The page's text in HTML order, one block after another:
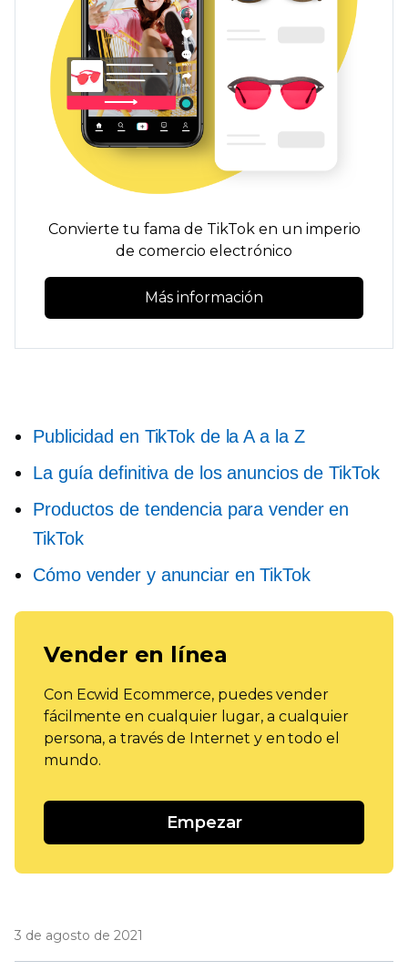
Convierte tu fama de TikTok en un imperio
de comercio electrónico
Más información
Publicidad en TikTok de la A a la Z
La guía definitiva de los anuncios de TikTok
Productos de tendencia para vender en
TikTok
Cómo vender y anunciar en TikTok
Vender en línea
Con Ecwid Ecommerce, puedes vender
fácilmente en cualquier lugar, a cualquier
persona, a través de Internet y en todo el
mundo.
Empezar
3 de agosto de 2021